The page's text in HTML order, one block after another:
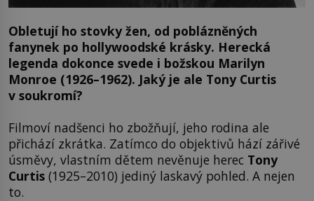
Obletují ho stovky žen, od poblázněných
fanynek po hollywoodské krásky. Herecká
legenda dokonce svede i božskou Marilyn
Monroe (1926–1962). Jaký je ale Tony Curtis
v soukromí?
Filmoví nadšenci ho zbožňují, jeho rodina ale
přichází zkrátka. Zatímco do objektivů hází zářivé
úsměvy, vlastním dětem nevěnuje herec Tony
Curtis (1925–2010) jediný laskavý pohled. A nejen
to.